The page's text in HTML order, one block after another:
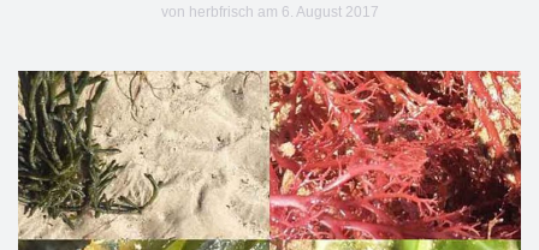
von herbfrisch am 6. August 2017